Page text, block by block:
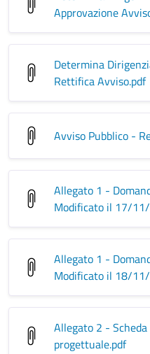
Approvazione
Determina
Rettifica Avviso.pdf
Avviso Pubblico -
Allegato 1 -
Modificato il 17/
Allegato 1 -
Modificato il 18/
Allegato 2 -
progettuale.pdf